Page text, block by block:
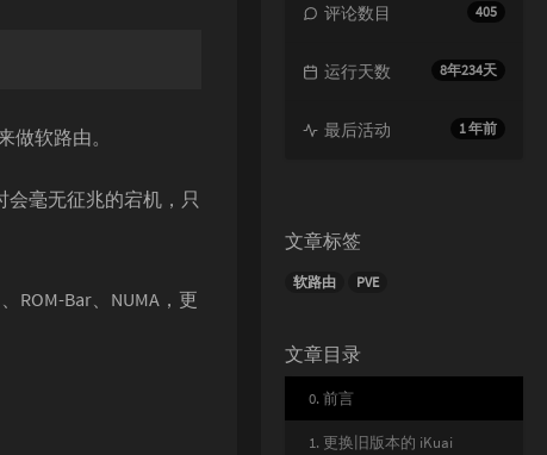
做软路由。
会毫无征兆的宕机，只
ROM-Bar、NUMA，更
405
评论数目
8年234天
运行天数
1 年前
最后活动
文章标签
软路由 PVE
文章目录
0. 前言
1. 更换旧版本的 iKuai